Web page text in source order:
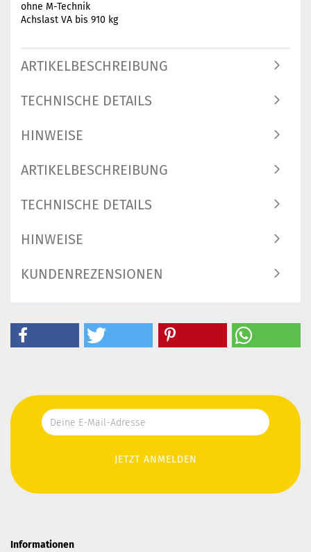
ohne M-Technik
Achslast VA bis 910 kg
ARTIKELBESCHREIBUNG
TECHNISCHE DETAILS
HINWEISE
ARTIKELBESCHREIBUNG
TECHNISCHE DETAILS
HINWEISE
KUNDENREZENSIONEN
Informationen